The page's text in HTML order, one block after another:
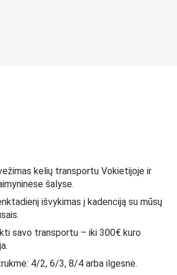
kelių transportu Vokietijoje ir
šalyse.
išvykimas į kadenciją su mūsų
savo transportu – iki 300€ kuro
4/2, 6/3, 8/4 arba ilgesnė.